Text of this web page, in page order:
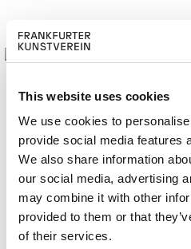
This website uses cookies
We use cookies to
provide social media features
We also share information
our social media, advertising
may combine it with other
provided to them or that
of their services.
Cerca: